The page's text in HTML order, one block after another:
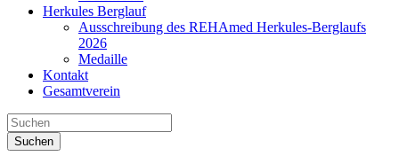
Herkules Berglauf
Ausschreibung des REHAmed Herkules-Berglaufs
2026
Medaille
Kontakt
Gesamtverein
Suchen